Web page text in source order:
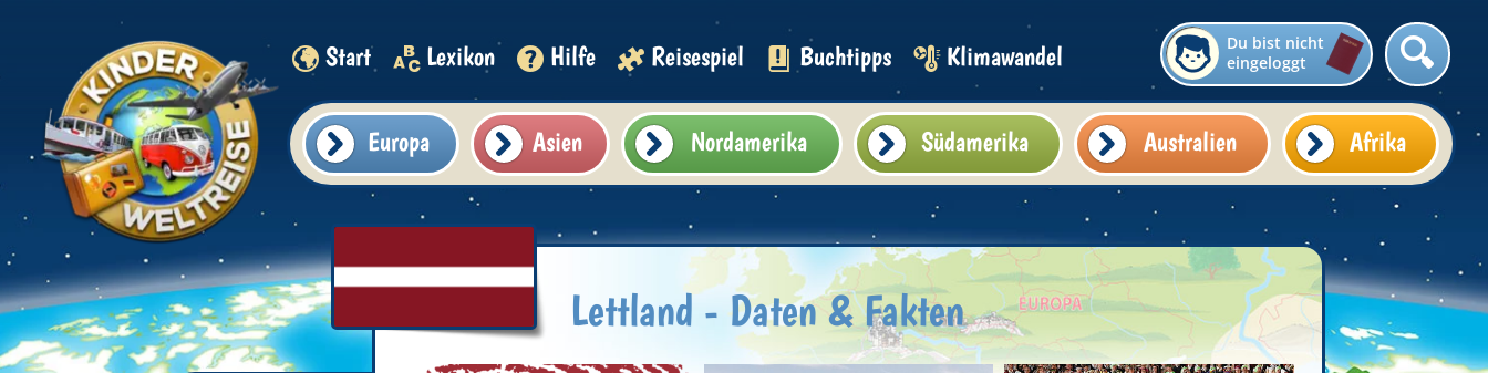
Start Lexikon Hilfe Reisespiel Buchtipps Klimawandel
Du bist nicht
eingeloggt
Europa Asien Nordamerika Südamerika Australien Afrika
Lettland - Daten & Fakten